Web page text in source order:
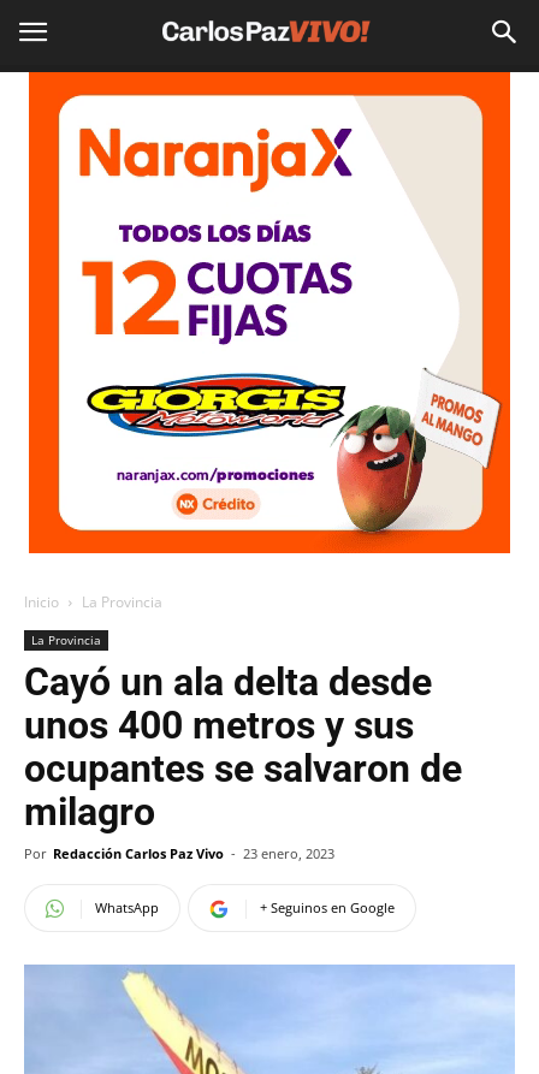
Inicio La Provincia
La Provincia
Cayó un ala delta desde
unos 400 metros y sus
ocupantes se salvaron de
milagro
Por Redacción Carlos Paz Vivo - 23 enero, 2023
WhatsApp + Seguinos en Google